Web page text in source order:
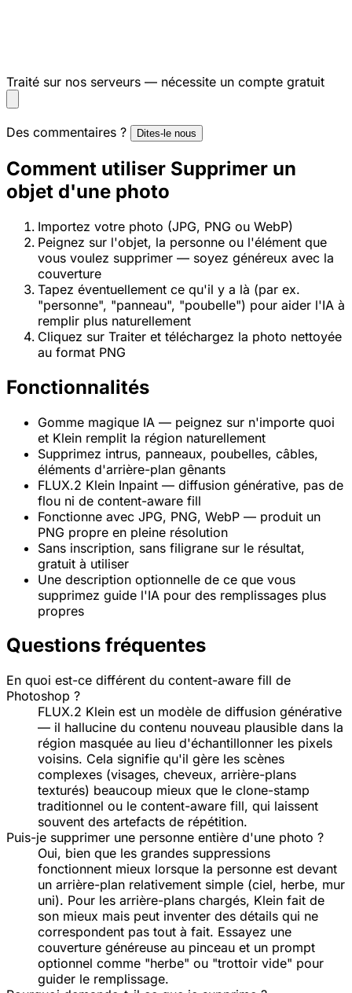
Traité sur nos serveurs — nécessite un compte gratuit
Des commentaires ? Dites-le nous
Comment utiliser Supprimer un
objet d'une photo
Importez votre photo (JPG, PNG ou WebP)
Peignez sur l'objet, la personne ou l'élément que
vous voulez supprimer — soyez généreux avec la
couverture
Tapez éventuellement ce qu'il y a là (par ex.
"personne", "panneau", "poubelle") pour aider l'IA à
remplir plus naturellement
Cliquez sur Traiter et téléchargez la photo nettoyée
au format PNG
Fonctionnalités
Gomme magique IA — peignez sur n'importe quoi
et Klein remplit la région naturellement
Supprimez intrus, panneaux, poubelles, câbles,
éléments d'arrière-plan gênants
FLUX.2 Klein Inpaint — diffusion générative, pas de
flou ni de content-aware fill
Fonctionne avec JPG, PNG, WebP — produit un
PNG propre en pleine résolution
Sans inscription, sans filigrane sur le résultat,
gratuit à utiliser
Une description optionnelle de ce que vous
supprimez guide l'IA pour des remplissages plus
propres
Questions fréquentes
En quoi est-ce différent du content-aware fill de
Photoshop ?
FLUX.2 Klein est un modèle de diffusion générative
— il hallucine du contenu nouveau plausible dans la
région masquée au lieu d'échantillonner les pixels
voisins. Cela signifie qu'il gère les scènes
complexes (visages, cheveux, arrière-plans
texturés) beaucoup mieux que le clone-stamp
traditionnel ou le content-aware fill, qui laissent
souvent des artefacts de répétition.
Puis-je supprimer une personne entière d'une photo ?
Oui, bien que les grandes suppressions
fonctionnent mieux lorsque la personne est devant
un arrière-plan relativement simple (ciel, herbe, mur
uni). Pour les arrière-plans chargés, Klein fait de
son mieux mais peut inventer des détails qui ne
correspondent pas tout à fait. Essayez une
couverture généreuse au pinceau et un prompt
optionnel comme "herbe" ou "trottoir vide" pour
guider le remplissage.